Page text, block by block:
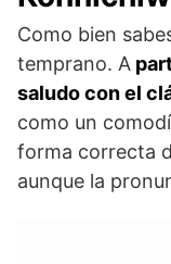
Como bien
temprano. A
saludo con el
como un
forma correcta
aunque la